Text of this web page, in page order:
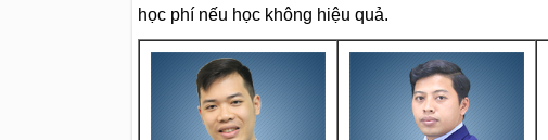
học phí nếu học không hiệu quả.